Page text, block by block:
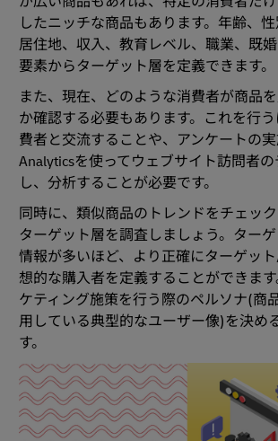
したニッチな商品もあります。年齢、性
居住地、収入、教育レベル、職業、既
要素からターゲット層を定義できます。
また、現在、どのような消費者が商品
か確認する必要もあります。これを行
費者と交流することや、アンケートの
Analyticsを使ってウェブサイト訪問者
し、分析することが必要です。
同時に、類似商品のトレンドをチェッ
ターゲット層を調査しましょう。ター
情報が多いほど、より正確にターゲッ
想的な購入者を定義することができま
ケティング施策を行う際のペルソナ(商
用している典型的なユーザー像)を決め
す。